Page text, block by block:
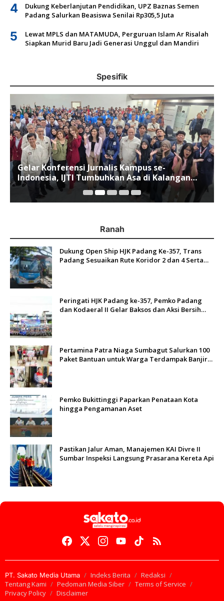
4
Dukung Keberlanjutan Pendidikan, UPZ Baznas Semen
Padang Salurkan Beasiswa Senilai Rp305,5 Juta
5
Lewat MPLS dan MATAMUDA, Perguruan Islam Ar Risalah
Siapkan Murid Baru Jadi Generasi Unggul dan Mandiri
Spesifik
Gelar Konferensi Jurnalis Kampus se-
Indonesia, IJTI Tumbuhkan Asa di Kalangan
Jurnalis Muda di Era Disruspi Digital
Ranah
Dukung Open Ship HJK Padang Ke-357, Trans
Padang Sesuaikan Rute Koridor 2 dan 4 Serta
Peringati HJK Padang ke-357, Pemko Padang
dan Kodaeral II Gelar Baksos dan Aksi Bersih
Pertamina Patra Niaga Sumbagut Salurkan 100
Paket Bantuan untuk Warga Terdampak Banjir
Pemko Bukittinggi Paparkan Penataan Kota
hingga Pengamanan Aset
Pastikan Jalur Aman, Manajemen KAI Divre II
Sumbar Inspeksi Langsung Prasarana Kereta Api
PT. Sakato Media Utama Indeks Berita
Redaksi
Tentang Kami
Pedoman Media Siber
Terms of Service
Privacy Policy
Disclaimer